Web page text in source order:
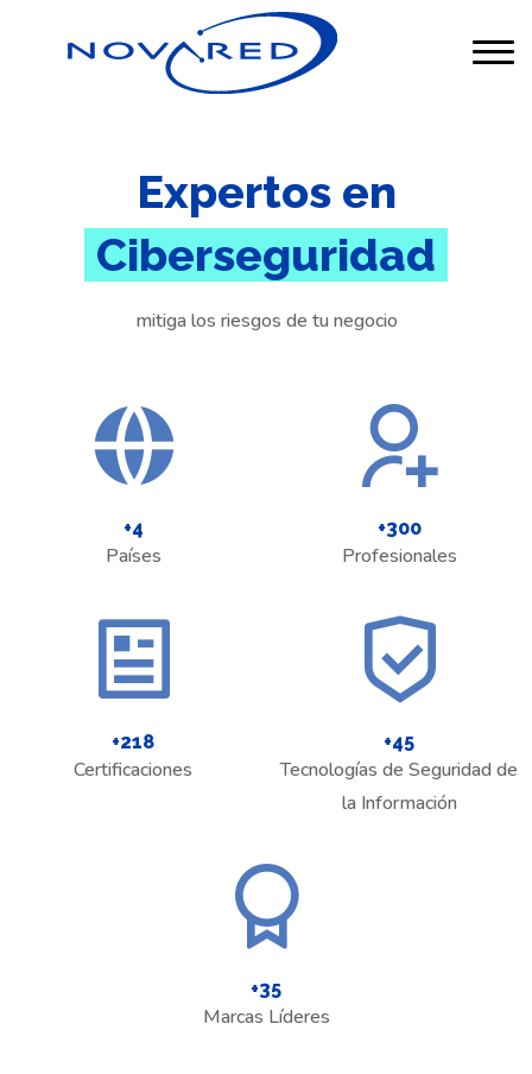
Expertos en
Ciberseguridad
mitiga los riesgos de tu negocio
+4
Países
+300
Profesionales
+218
Certificaciones
+45
Tecnologías de Seguridad de
la Información
+35
Marcas Líderes